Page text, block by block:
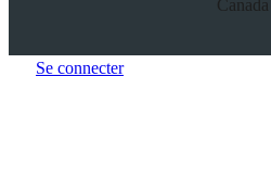
Canada
Se connecter